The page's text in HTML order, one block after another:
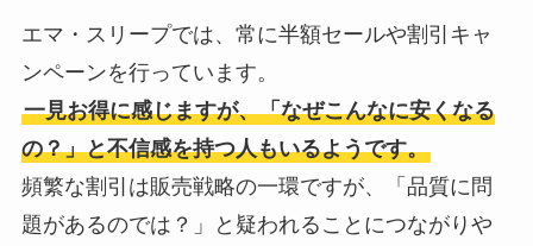
エマ・スリープでは、常に半額セールや割引キャ
ンペーンを行っています。
一見お得に感じますが、「なぜこんなに安くなる
の？」と不信感を持つ人もいるようです。
頻繁な割引は販売戦略の一環ですが、「品質に問
題があるのでは？」と疑われることにつながりや